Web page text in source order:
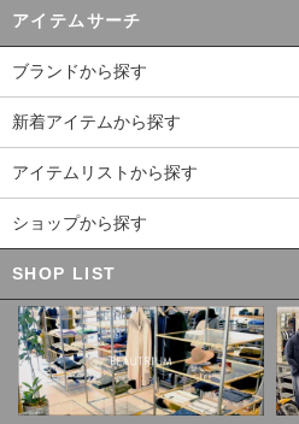
アイテムサーチ
ブランドから探す
新着アイテムから探す
アイテムリストから探す
ショップから探す
SHOP LIST